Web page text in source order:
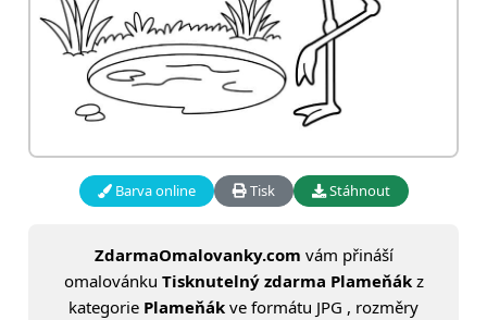
Barva online Tisk Stáhnout
ZdarmaOmalovanky.com vám přináší
omalovánku Tisknutelný zdarma Plameňákz
kategorie Plameňák ve formátu JPG , rozměry